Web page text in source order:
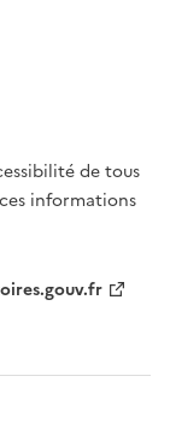
de tous
informations